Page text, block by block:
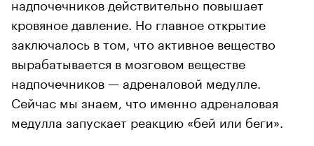
кровяное давление. Но главное открытие
заключалось в том, что активное вещество
вырабатывается в мозговом веществе
надпочечников — адреналовой медулле.
Сейчас мы знаем, что именно адреналовая
медулла запускает реакцию «бей или беги».